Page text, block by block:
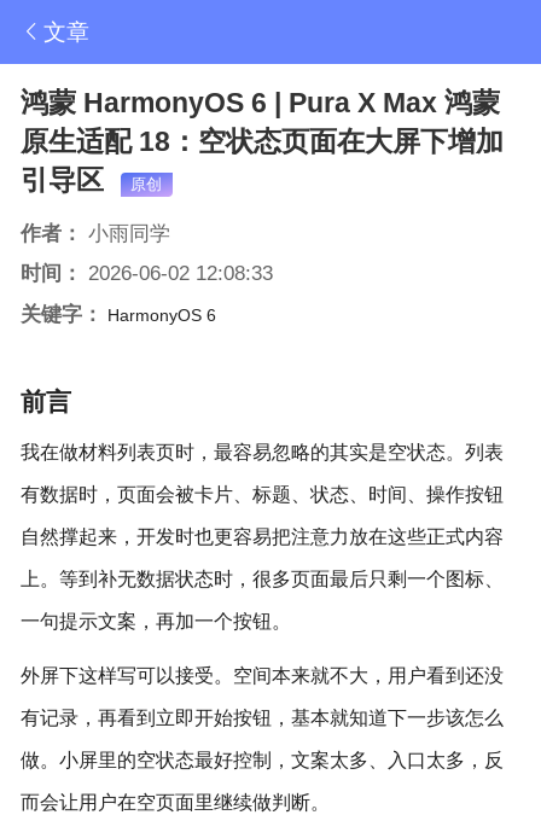
文章
鸿蒙 HarmonyOS 6 | Pura X Max 鸿蒙
原生适配 18：空状态页面在大屏下增加
引导区
原创
作者： 小雨同学
时间： 2026-06-02 12:08:33
关键字：
HarmonyOS 6
前言
我在做材料列表页时，最容易忽略的其实是空状态。列表
有数据时，页面会被卡片、标题、状态、时间、操作按钮
自然撑起来，开发时也更容易把注意力放在这些正式内容
上。等到补无数据状态时，很多页面最后只剩一个图标、
一句提示文案，再加一个按钮。
外屏下这样写可以接受。空间本来就不大，用户看到还没
有记录，再看到立即开始按钮，基本就知道下一步该怎么
做。小屏里的空状态最好控制，文案太多、入口太多，反
而会让用户在空页面里继续做判断。